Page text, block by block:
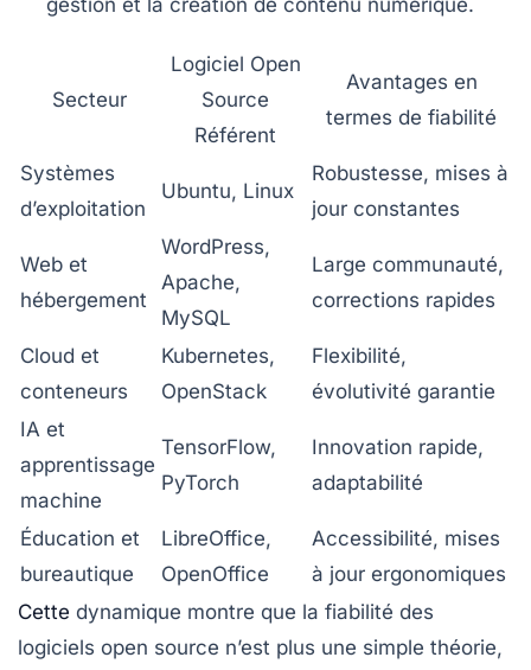
gestion et la création de contenu numérique.
Secteur
Logiciel Open
Source
Référent
Avantages en
termes de fiabilité
Systèmes
d’exploitation
Ubuntu, Linux
Robustesse, mises à
jour constantes
Web et
hébergement
WordPress,
Apache,
MySQL
Large communauté,
corrections rapides
Cloud et
conteneurs
Kubernetes,
OpenStack
Flexibilité,
évolutivité garantie
IA et
apprentissage
machine
TensorFlow,
PyTorch
Innovation rapide,
adaptabilité
Éducation et
bureautique
LibreOffice,
OpenOffice
Accessibilité, mises
à jour ergonomiques
Cette dynamique montre que la fiabilité des
logiciels open source n’est plus une simple théorie,